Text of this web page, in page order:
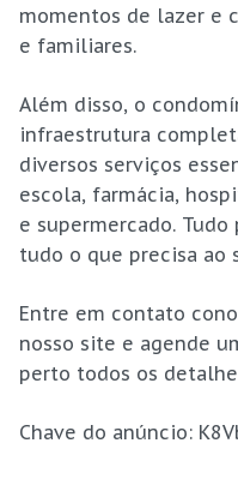
momentos de lazer e
e familiares.
Além disso, o
infraestrutura
diversos serviços
escola, farmácia,
e supermercado.
tudo o que precisa ao
Entre em contato
nosso site e agende
perto todos os
Chave do anúncio: